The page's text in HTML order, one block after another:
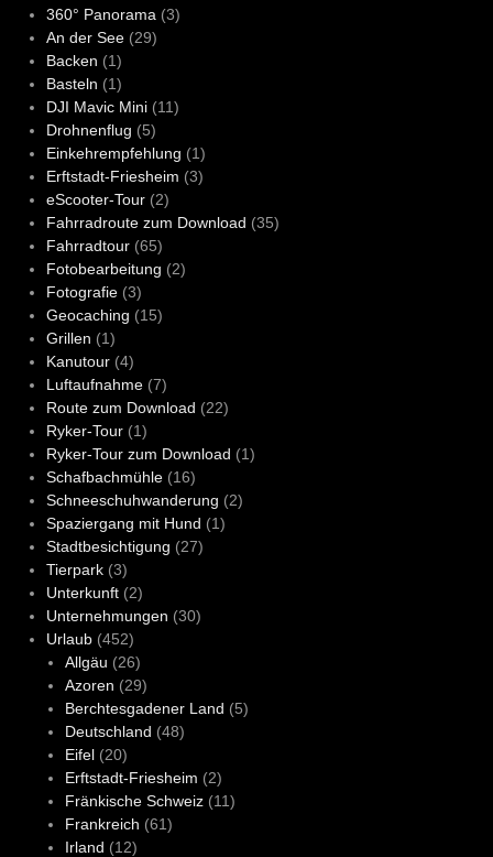
360° Panorama (3)
An der See(29)
Backen (1)
Basteln (1)
DJI Mavic Mini(11)
Drohnenflug (5)
Einkehrempfehlung (1)
Erftstadt-Friesheim (3)
eScooter-Tour(2)
Fahrradroute zum Download (35)
Fahrradtour(65)
Fotobearbeitung (2)
Fotografie(3)
Geocaching (15)
Grillen (1)
Kanutour(4)
Luftaufnahme(7)
Route zum Download (22)
Ryker-Tour(1)
Ryker-Tour zum Download (1)
Schafbachmühle(16)
Schneeschuhwanderung (2)
Spaziergang mit Hund (1)
Stadtbesichtigung (27)
Tierpark(3)
Unterkunft(2)
Unternehmungen (30)
Urlaub(452)
Allgäu (26)
Azoren (29)
Berchtesgadener Land (5)
Deutschland (48)
Eifel(20)
Erftstadt-Friesheim (2)
Fränkische Schweiz(11)
Frankreich (61)
Irland (12)